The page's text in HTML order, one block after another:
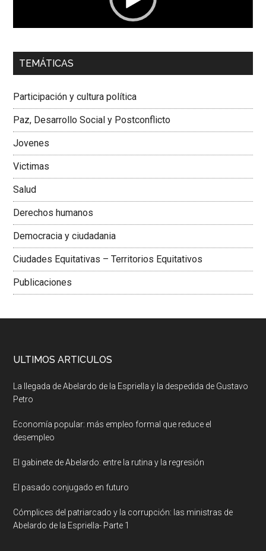
00:00 01:04
Dra. Carolina Corcho Mejía,Presidenta Corporación
Colombiana
TEMÁTICAS
Participación y cultura política
Paz, Desarrollo Social y Postconflicto
Jovenes
Victimas
Salud
Derechos humanos
Democracia y ciudadania
Ciudades Equitativas – Territorios Equitativos
Publicaciones
ULTIMOS ARTICULOS
La llegada de Abelardo de la Espriella y la despedida de Gustavo
Petro
Economía popular: más empleo formal que reduce el
desempleo
El gabinete de Abelardo: entre la rutina y la regresión
El pasado conjugado en futuro
Cómplices del patriarcado y la corrupción: las ministras de
Abelardo de la Espriella- Parte 1